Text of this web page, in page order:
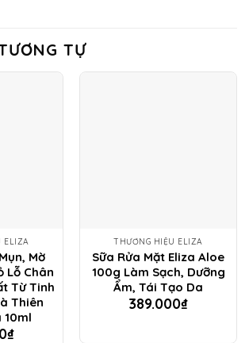
TỰ
ELIZA
Mờ
Lỗ Chân
Từ Tinh
Thiên
10ml
₫
THƯƠNG HIỆU ELIZA
Sữa Rửa Mặt Eliza Aloe
100g Làm Sạch, Dưỡng
Ẩm, Tái Tạo Da
389.000₫